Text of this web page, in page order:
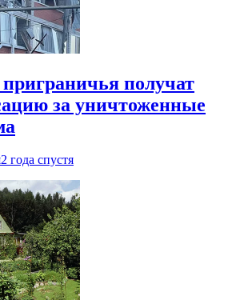
получат
за уничтоженные
2 года спустя